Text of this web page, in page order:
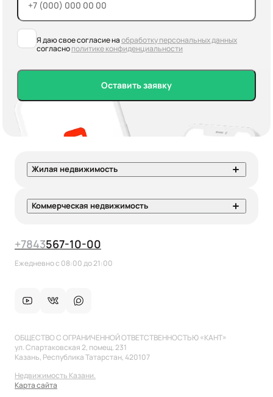
Я даю свое согласие наобработку персональных данных
согласнополитике конфиденциальности
Оставить заявку
Жилая недвижимость
Коммерческая недвижимость
+7843567-10-00
Ежедневно с 08:00 до 21:00
ОБЩЕСТВО С ОГРАНИЧЕННОЙ ОТВЕТСТВЕННОСТЬЮ «КАНТ»
ул. Спартаковская 2, помещ. 231
Казань, Республика Татарстан, 420107
Недвижимость Казани.
Карта сайта